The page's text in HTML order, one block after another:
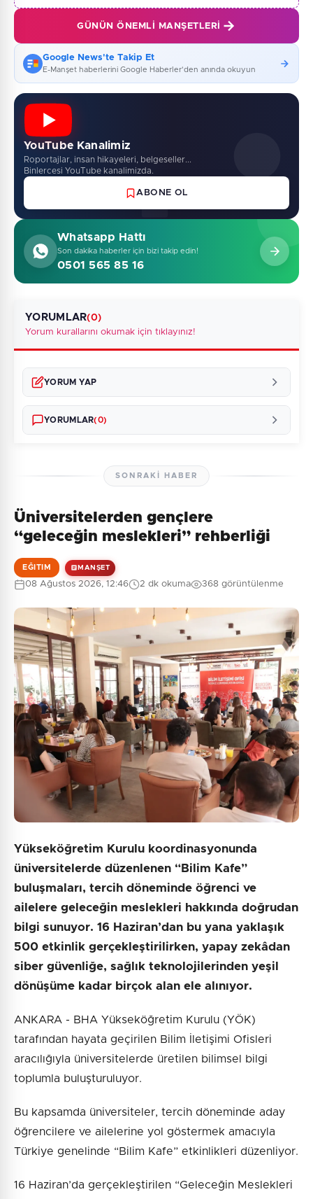
GÜNÜN ÖNEMLI MANŞETLERI
Google News'te Takip Et
E-Manşet haberlerini Google Haberler'den anında okuyun
YouTube Kanalimiz
Roportajlar, insan hikayeleri, belgeseller...
Binlercesi YouTube kanalimizda.
ABONE OL
Whatsapp Hattı
Son dakika haberler için bizi takip edin!
0501 565 85 16
YORUMLAR(0)
Yorum kurallarını okumak için tıklayınız!
YORUM YAP
Güvenlik Sorusu:
Gönder
YORUMLAR(0)
Henüz yorum yapılmamış. İlk yorumu siz yapın!
SONRAKI HABER
Üniversitelerden gençlere
“geleceğin meslekleri” rehberliği
EĞITIM MANŞET
08 Ağustos 2026, 12:46 2 dk okuma 368 görüntülenme
Yükseköğretim Kurulu koordinasyonunda
üniversitelerde düzenlenen “Bilim Kafe”
buluşmaları, tercih döneminde öğrenci ve
ailelere geleceğin meslekleri hakkında doğrudan
bilgi sunuyor. 16 Haziran’dan bu yana yaklaşık
500 etkinlik gerçekleştirilirken, yapay zekâdan
siber güvenliğe, sağlık teknolojilerinden yeşil
dönüşüme kadar birçok alan ele alınıyor.
ANKARA - BHA Yükseköğretim Kurulu (YÖK)
tarafından hayata geçirilen Bilim İletişimi Ofisleri
aracılığıyla üniversitelerde üretilen bilimsel bilgi
toplumla buluşturuluyor.
Bu kapsamda üniversiteler, tercih döneminde aday
öğrencilere ve ailelerine yol göstermek amacıyla
Türkiye genelinde “Bilim Kafe” etkinlikleri düzenliyor.
16 Haziran’da gerçekleştirilen “Geleceğin Meslekleri